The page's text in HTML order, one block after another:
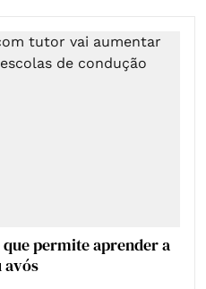
permite aprender a
avós